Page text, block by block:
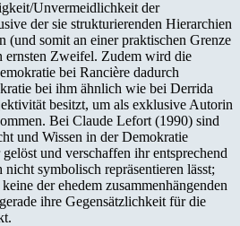
Unvermeidlichkeit der
der sie strukturierenden Hierarchien
(und somit an einer praktischen Grenze
ernsten Zweifel. Zudem wird die
bei Rancière dadurch
bei ihm ähnlich wie bei Derrida
besitzt, um als exklusive Autorin
Bei Claude Lefort (1990) sind
und Wissen in der Demokratie
und verschaffen ihr entsprechend
nicht symbolisch repräsentieren lässt;
der ehedem zusammenhängenden
ihre Gegensätzlichkeit für die